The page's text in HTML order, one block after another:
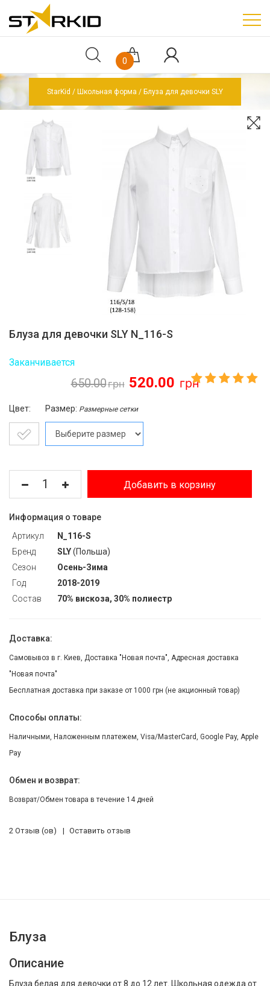
0
StarKid Школьная форма Блуза для девочки SLY
Блуза для девочки SLY N_116-S
Заканчивается
650.00 520.00
Цвет: Размер: Размерные сетки
Добавить в корзину
Информация о товаре
Артикул
N_116-S
Бренд
SLY(Польша)
Сезон
Осень-Зима
Год
2018-2019
Состав
70% вискоза, 30% полиестр
Доставка:
Самовывоз в г. Киев, Доставка "Новая почта", Адресная доставка
"Новая почта"
Бесплатная доставка при заказе от 1000 грн (не акционный товар)
Способы оплаты:
Наличными, Наложенным платежем, Visa/MasterCard, Google Pay, Apple
Pay
Обмен и возврат:
Возврат/Обмен товара в течение 14 дней
2 Отзыв (ов) Оставить отзыв
Блуза
Описание
Блуза белая для девочки от 8 до 12 лет. Школьная одежда от